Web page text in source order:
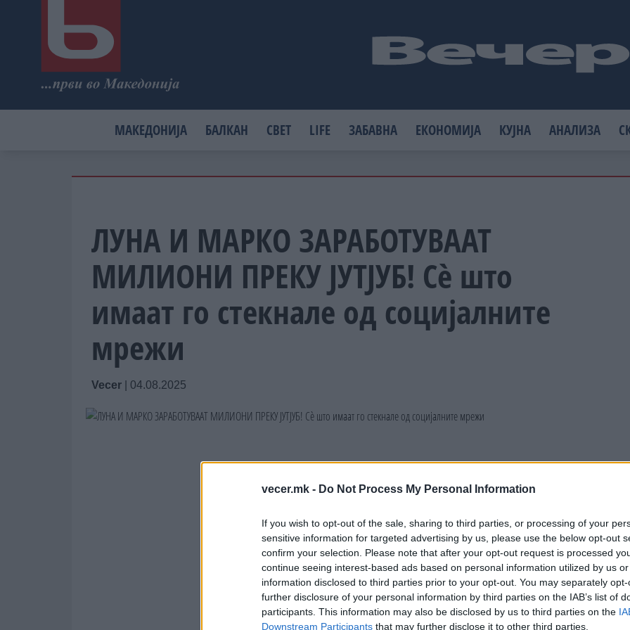
vecer.mk - Do Not Process My Personal Information
If you wish to opt-out of the sale, sharing to third parties, or processing of your
sensitive information for targeted advertising by us, please use the below opt-out
confirm your selection. Please note that after your opt-out request is processed
continue seeing interest-based ads based on personal information utilized by us
information disclosed to third parties prior to your opt-out. You may separately
further disclosure of your personal information by third parties on the IAB’s list of
participants. This information may also be disclosed by us to third parties on the
Downstream Participants that may further disclose it to other third parties.
МАКЕДОНИЈА БАЛКАН СВЕТ LIFE ЗАБАВНА ЕКОНОМИЈА КУЈНА АНАЛИЗА
ЛУНА И МАРКО ЗАРАБОТУВААТ
МИЛИОНИ ПРЕКУ ЈУТЈУБ! Сè што
имаат го стекнале од социјалните
мрежи
Vecer 04.08.2025